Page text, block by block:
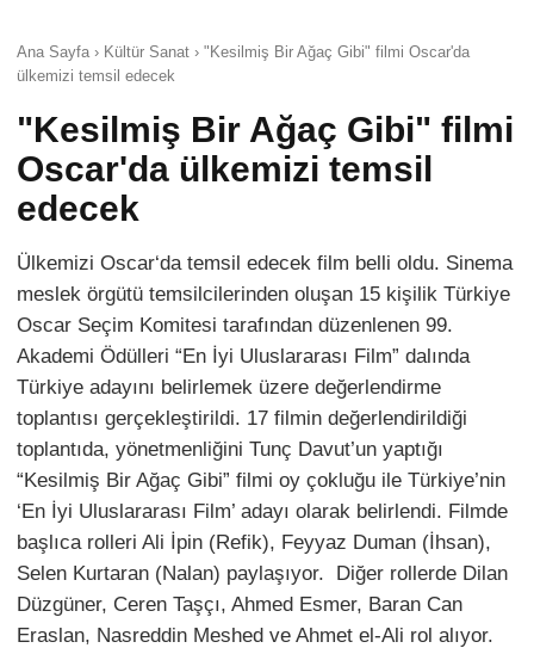
Ana Sayfa › Kültür Sanat › "Kesilmiş Bir Ağaç Gibi" filmi Oscar'da
ülkemizi temsil edecek
"Kesilmiş Bir Ağaç Gibi" filmi
Oscar'da ülkemizi temsil
edecek
Ülkemizi Oscar‘da temsil edecek film belli oldu. Sinema
meslek örgütü temsilcilerinden oluşan 15 kişilik Türkiye
Oscar Seçim Komitesi tarafından düzenlenen 99.
Akademi Ödülleri “En İyi Uluslararası Film” dalında
Türkiye adayını belirlemek üzere değerlendirme
toplantısı gerçekleştirildi. 17 filmin değerlendirildiği
toplantıda, yönetmenliğini Tunç Davut’un yaptığı
“Kesilmiş Bir Ağaç Gibi” filmi oy çokluğu ile Türkiye’nin
‘En İyi Uluslararası Film’ adayı olarak belirlendi. Filmde
başlıca rolleri Ali İpin (Refik), Feyyaz Duman (İhsan),
Selen Kurtaran (Nalan) paylaşıyor. Diğer rollerde Dilan
Düzgüner, Ceren Taşçı, Ahmed Esmer, Baran Can
Eraslan, Nasreddin Meshed ve Ahmet el-Ali rol alıyor.